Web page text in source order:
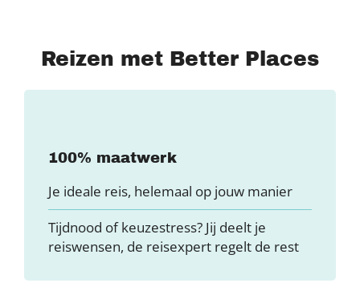
Reizen met Better Places
100% maatwerk
Je ideale reis, helemaal op jouw manier
Tijdnood of keuzestress? Jij deelt je
reiswensen, de reisexpert regelt de rest